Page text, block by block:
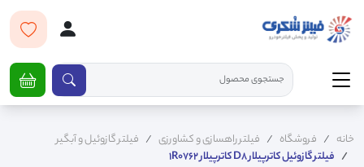
خانه فروشگاه فیلتر راهسازی و کشاورزی
فیلتر گازوئیل و آبگیر
فیلتر گازوئیل کاترپیلار D8 کاترپیلار 1R0762